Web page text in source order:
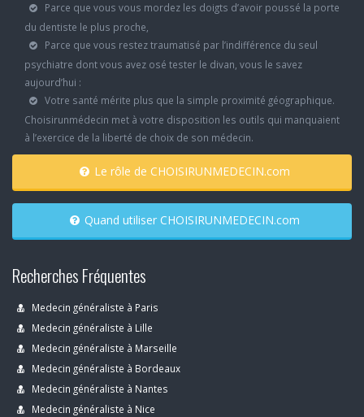
Parce que vous vous mordez les doigts d’avoir poussé la porte
du dentiste le plus proche,
Parce que vous restez traumatisé par l’indifférence du seul
psychiatre dont vous avez osé tester le divan, vous le savez
aujourd’hui :
Votre santé mérite plus que la simple proximité géographique.
Choisirunmédecin met à votre disposition les outils qui manquaient
à l’exercice de la liberté de choix de son médecin.
Le rôle de CHOISIRUNMEDECIN.com
Quand utiliser CHOISIRUNMEDECIN.com
Recherches Fréquentes
Medecin généraliste à Paris
Medecin généraliste à Lille
Medecin généraliste à Marseille
Medecin généraliste à Bordeaux
Medecin généraliste à Nantes
Medecin généraliste à Nice